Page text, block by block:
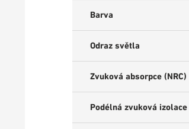
Barva
Odraz světla
Zvuková absorpce (NRC)
Podélná zvuková izolace